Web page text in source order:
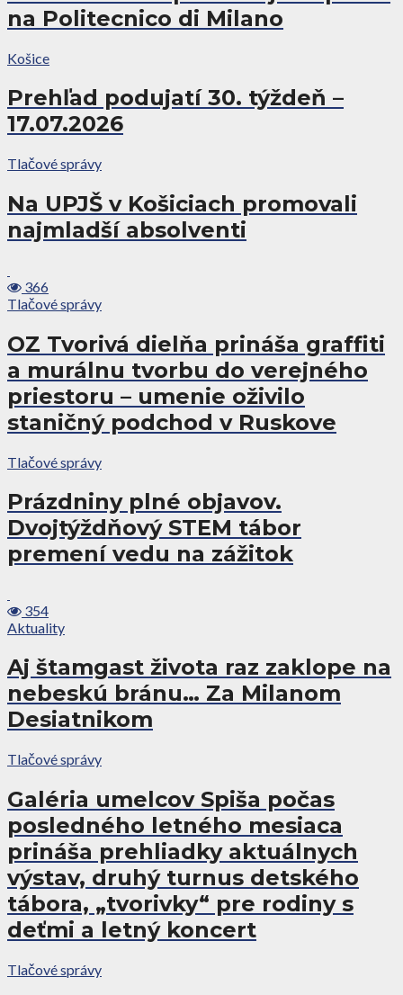
na Politecnico di Milano
Košice
Prehľad podujatí 30. týždeň –
17.07.2026
Tlačové správy
Na UPJŠ v Košiciach promovali
najmladší absolventi
366
Tlačové správy
OZ Tvorivá dielňa prináša graffiti
a murálnu tvorbu do verejného
priestoru – umenie oživilo
staničný podchod v Ruskove
Tlačové správy
Prázdniny plné objavov.
Dvojtýždňový STEM tábor
premení vedu na zážitok
354
Aktuality
Aj štamgast života raz zaklope na
nebeskú bránu… Za Milanom
Desiatnikom
Tlačové správy
Galéria umelcov Spiša počas
posledného letného mesiaca
prináša prehliadky aktuálnych
výstav, druhý turnus detského
tábora, „tvorivky“ pre rodiny s
deťmi a letný koncert
Tlačové správy